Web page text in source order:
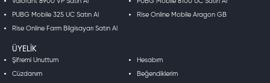
PUBG Mobile 325 UC Satın Al Rise Online Mobile Aragon GB
Rise Online Farm Bilgisayarı Satın Al
ÜYELIK
Şifremi Unuttum Hesabım
Cüzdanım Beğendiklerim